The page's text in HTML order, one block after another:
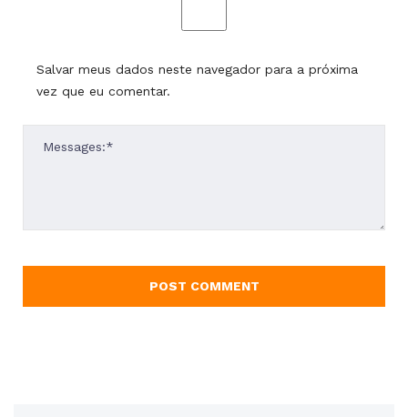
Salvar meus dados neste navegador para a próxima
vez que eu comentar.